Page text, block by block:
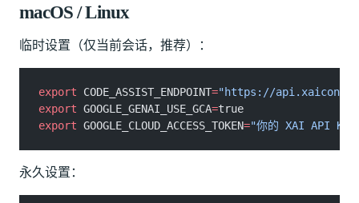
macOS / Linux
临时设置（仅当前会话，推荐）：
export CODE_ASSIST_ENDPOINT="https://
export GOOGLE_GENAI_USE_GCA=true
export GOOGLE_CLOUD_ACCESS_TOKEN="你的 XAI API
永久设置：